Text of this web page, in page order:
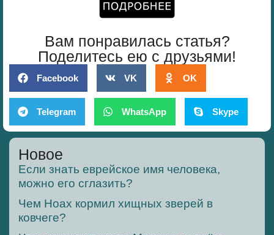
Вам понравилась статья?
Поделитесь ею с друзьями!
Facebook VK OK
Telegram WhatsApp Skype
Новое
Если знать еврейское имя человека,
можно его сглазить?
Чем Ноах кормил хищных зверей в
ковчеге?